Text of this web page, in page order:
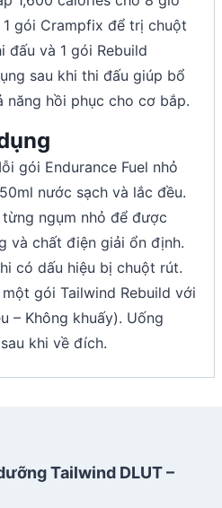
gói Crampfix để trị chuột
và 1 gói Rebuild
sau khi thi đấu giúp bổ
năng hồi phục cho cơ bắp.
gói Endurance Fuel nhỏ
nước sạch và lắc đều.
ngụm nhỏ để được
và chất điện giải ổn định.
có dấu hiệu bị chuột rút.
một gói Tailwind Rebuild với
– Không khuấy). Uống
khi về đích.
Tailwind DLUT –